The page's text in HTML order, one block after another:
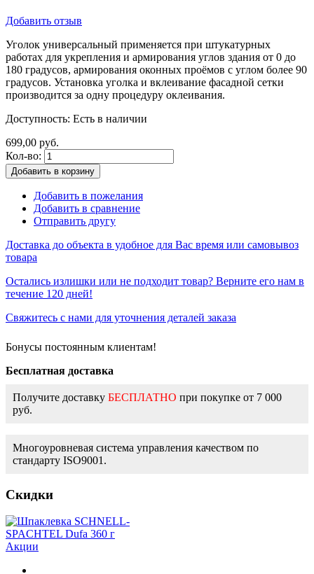
Добавить отзыв
Уголок универсальный применяется при штукатурных
работах для укрепления и армирования углов здания от 0 до
180 градусов, армирования оконных проёмов с углом более 90
градусов. Установка уголка и вклеивание фасадной сетки
производится за одну процедуру оклеивания.
Доступность: Есть в наличии
699,00 руб.
Кол-во:
Добавить в корзину
Добавить в пожелания
Добавить в сравнение
Отправить другу
Доставка до объекта в удобное для Вас время или самовывоз
товара
Остались излишки или не подходит товар? Верните его нам в
течение 120 дней!
Свяжитесь с нами для уточнения деталей заказа
Бонусы постоянным клиентам!
Бесплатная доставка
Получите доставку БЕСПЛАТНО при покупке от 7 000
руб.
Многоуровневая система управления качеством по
стандарту ISO9001.
Скидки
Акции